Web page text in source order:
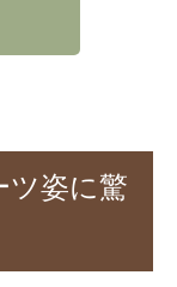
ツ姿に驚